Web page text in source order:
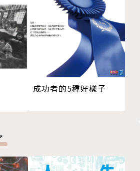
外部期待（例如老闆交辦的事項）
自己想做的事）兩種。葛瑞琴得出
對外部期待和自我期待同樣看
：不理會外部期待，只在意自
接受外部期待，對自我也沒有
成功者的5種好樣子